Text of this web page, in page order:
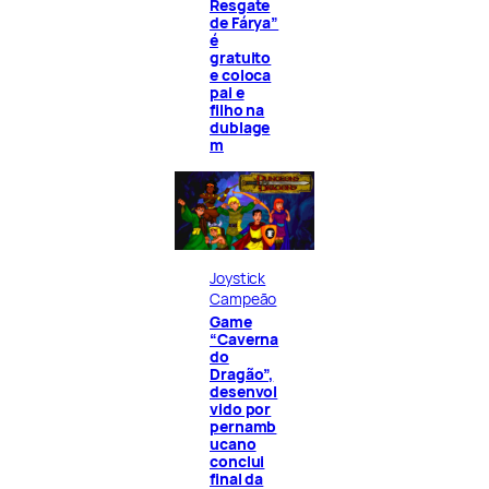
Resgate
de Fárya”
é
gratuito
e coloca
pai e
filho na
dublage
m
Joystick
Campeão
Game
“Caverna
do
Dragão”,
desenvol
vido por
pernamb
ucano
conclui
final da